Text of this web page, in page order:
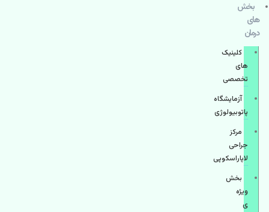
بخش
های
درمان
کلینیک
های
تخصصی
آزمایشگاه
پاتوبیولوژی
مرکز
جراحی
لاپاراسکوپی
بخش
ویژه
ی